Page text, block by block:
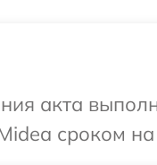
акта
сроком